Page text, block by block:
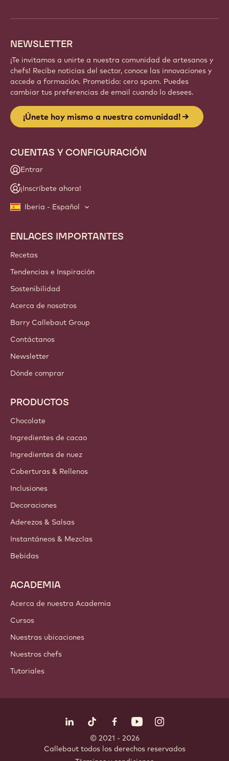
NEWSLETTER
¡Te invitamos a unirte a nuestra comunidad de artesanos y
chefs! Recibe noticias del sector, conoce las innovaciones y
accede a formación. Prometido: cero spam. Puedes
cambiar tus preferencias de email cuando lo desees.
¡Únete hoy mismo a nuestra comunidad!
CUENTAS Y CONFIGURACIÓN
Entrar
¡Inscríbete ahora!
Iberia - Español
Footer
Callebaut
ENLACES IMPORTANTES
Recetas
Tendencias e Inspiración
Sostenibilidad
Acerca de nosotros
Barry Callebaut Group
Contáctanos
Newsletter
Dónde comprar
PRODUCTOS
Chocolate
Ingredientes de cacao
Ingredientes de nuez
Coberturas & Rellenos
Inclusiones
Decoraciones
Aderezos & Salsas
Instantáneos & Mezclas
Bebidas
ACADEMIA
Acerca de nuestra Academia
Cursos
Nuestras ubicaciones
Nuestros chefs
Tutoriales
LinkedIn Opens in a new window.
TikTok Opens in a new window.
Facebook Opens in a new
YouTubeInstagram
© 2021 - 2026
Callebaut. todos los derechos reservados